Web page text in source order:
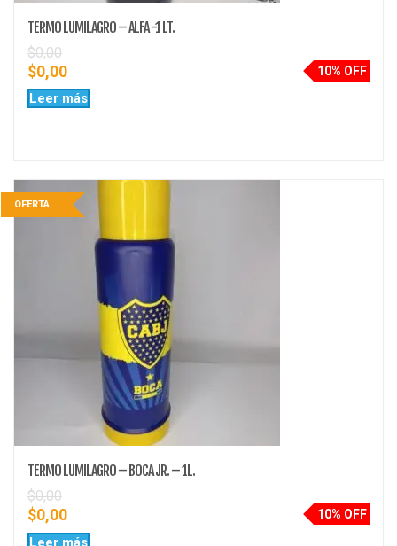
TERMO LUMILAGRO – ALFA -1 LT.
10% OFF
$0,00
$0,00
Leer más
OFERTA
TERMO LUMILAGRO – BOCA JR. – 1L.
10% OFF
$0,00
$0,00
Leer más